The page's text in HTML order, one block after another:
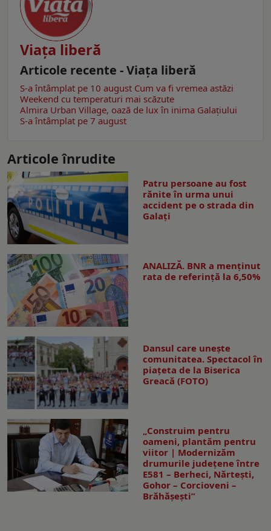
Viaţa liberă
Articole recente - Viaţa liberă
S-a întâmplat pe 10 august Cum va fi vremea astăzi
Weekend cu temperaturi mai scăzute
Almira Urban Village, oază de lux în inima Galațiului
S-a întâmplat pe 7 august
Articole înrudite
Patru persoane au fost
rănite în urma unui
accident pe o strada din
Galați
ANALIZĂ. BNR a menținut
rata de referință la 6,50%
Dansul care uneşte
comunitatea. Spectacol în
piaţeta de la Biserica
Greacă (FOTO)
„Construim pentru
oameni, plantăm pentru
viitor | Modernizăm
drumurile județene între
E581 – Berheci, Nărtești,
Gohor – Corcioveni –
Brăhășești”